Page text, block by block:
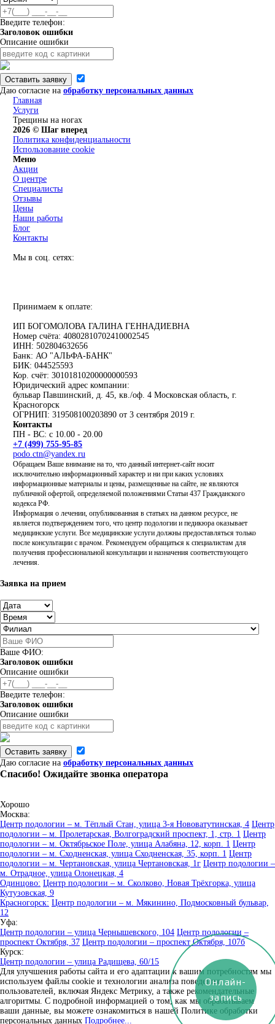
Введите телефон:
Заголовок ошибки
Описание ошибки
Оставить заявку
Даю согласие на обработку персональных данных
Главная
Услуги
Трещины на ногах
2026 © Шаг вперед
Политика конфиденциальности
Использование cookie
Меню
Акции
О центре
Специалисты
Отзывы
Цены
Наши работы
Блог
Контакты
Мы в соц. сетях:
Принимаем к оплате:
ИП БОГОМОЛОВА ГАЛИНА ГЕННАДИЕВНА
Номер счёта: 40802810702410002545
ИНН: 502804632656
Банк: АО "АЛЬФА-БАНК"
БИК: 044525593
Кор. счёт: 30101810200000000593
Юридический адрес компании:
бульвар Павшинский, д. 45, кв./оф. 4 Московская область, г.
Красногорск
ОГРНИП: 319508100203890 от 3 сентября 2019 г.
Контакты
ПН - ВС: с 10.00 - 20.00
+7 (499) 755-95-85
podo.ctn@yandex.ru
Обращаем Ваше внимание на то, что данный интернет-сайт носит
исключительно информационный характер и ни при каких условиях
информационные материалы и цены, размещенные на сайте, не являются
публичной офертой, определяемой положениями Статьи 437 Гражданского
кодекса РФ.
Информация о лечении, опубликованная в статьях на данном ресурсе, не
является подтверждением того, что центр подологии и педикюра оказывает
медицинские услуги. Все медицинские услуги должны предоставляться только
после консультации с врачом. Рекомендуем обращаться к специалистам для
получения профессиональной консультации и назначения соответствующего
лечения.
Заявка на прием
Ваше ФИО:
Заголовок ошибки
Описание ошибки
Введите телефон:
Заголовок ошибки
Описание ошибки
Оставить заявку
Даю согласие на обработку персональных данных
Спасибо! Ожидайте звонка оператора
Хорошо
Москва:
Центр подологии – м. Тёплый Стан, улица 3-я Нововатутинская, 4 Центр
подологии – м. Пролетарская, Волгоградский проспект, 1, стр. 1 Центр
подологии – м. Октябрьское Поле, улица Алабяна, 12, корп. 1 Центр
подологии – м. Сходненская, улица Сходненская, 35, корп. 1 Центр
подологии – м. Чертановская, улица Чертановская, 1г Центр подологии –
м. Отрадное, улица Олонецкая, 4
Одинцово: Центр подологии – м. Сколково, Новая Трёхгорка, улица
Кутузовская, 9
Красногорск: Центр подологии – м. Мякинино, Подмосковный бульвар,
12
Уфа:
Центр подологии – улица Чернышевского, 104 Центр подологии –
проспект Октября, 37 Центр подологии – проспект Октября, 107б
Курск:
Центр подологии – улица Радищева, 60/15
Для улучшения работы сайта и его адаптации к вашим потребностям мы
используем файлы cookie и технологии анализа поведения
пользователей, включая Яндекс Метрику, а также рекомендательные
алгоритмы. С подробной информацией о том, как мы обрабатываем
ваши данные, вы можете ознакомиться в нашей Политике обработки
персональных данных Подробнее...
Онлайн-
запись